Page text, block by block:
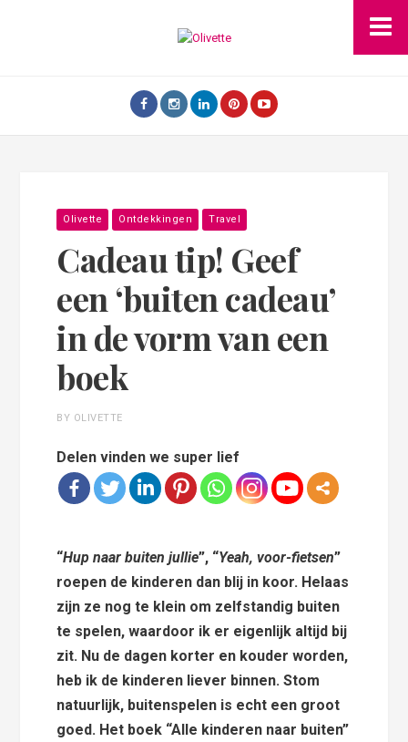
Olivette Ontdekkingen Travel
Cadeau tip! Geef
een ‘buiten cadeau’
in de vorm van een
boek
BY OLIVETTE
Delen vinden we super lief
“Hup naar buiten jullie”, “Yeah, voor-fietsen”
roepen de kinderen dan blij in koor. Helaas
zijn ze nog te klein om zelfstandig buiten
te spelen, waardoor ik er eigenlijk altijd bij
zit. Nu de dagen korter en kouder worden,
heb ik de kinderen liever binnen. Stom
natuurlijk, buitenspelen is echt een groot
goed. Het boek “Alle kinderen naar buiten”